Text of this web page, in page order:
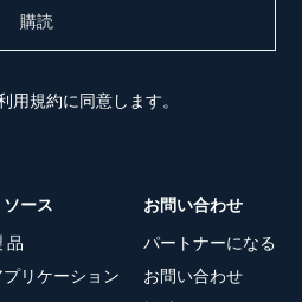
用規約に同意します。
ソース
品
プリケーション
お問い合わせ
パートナーになる
お問い合わせ